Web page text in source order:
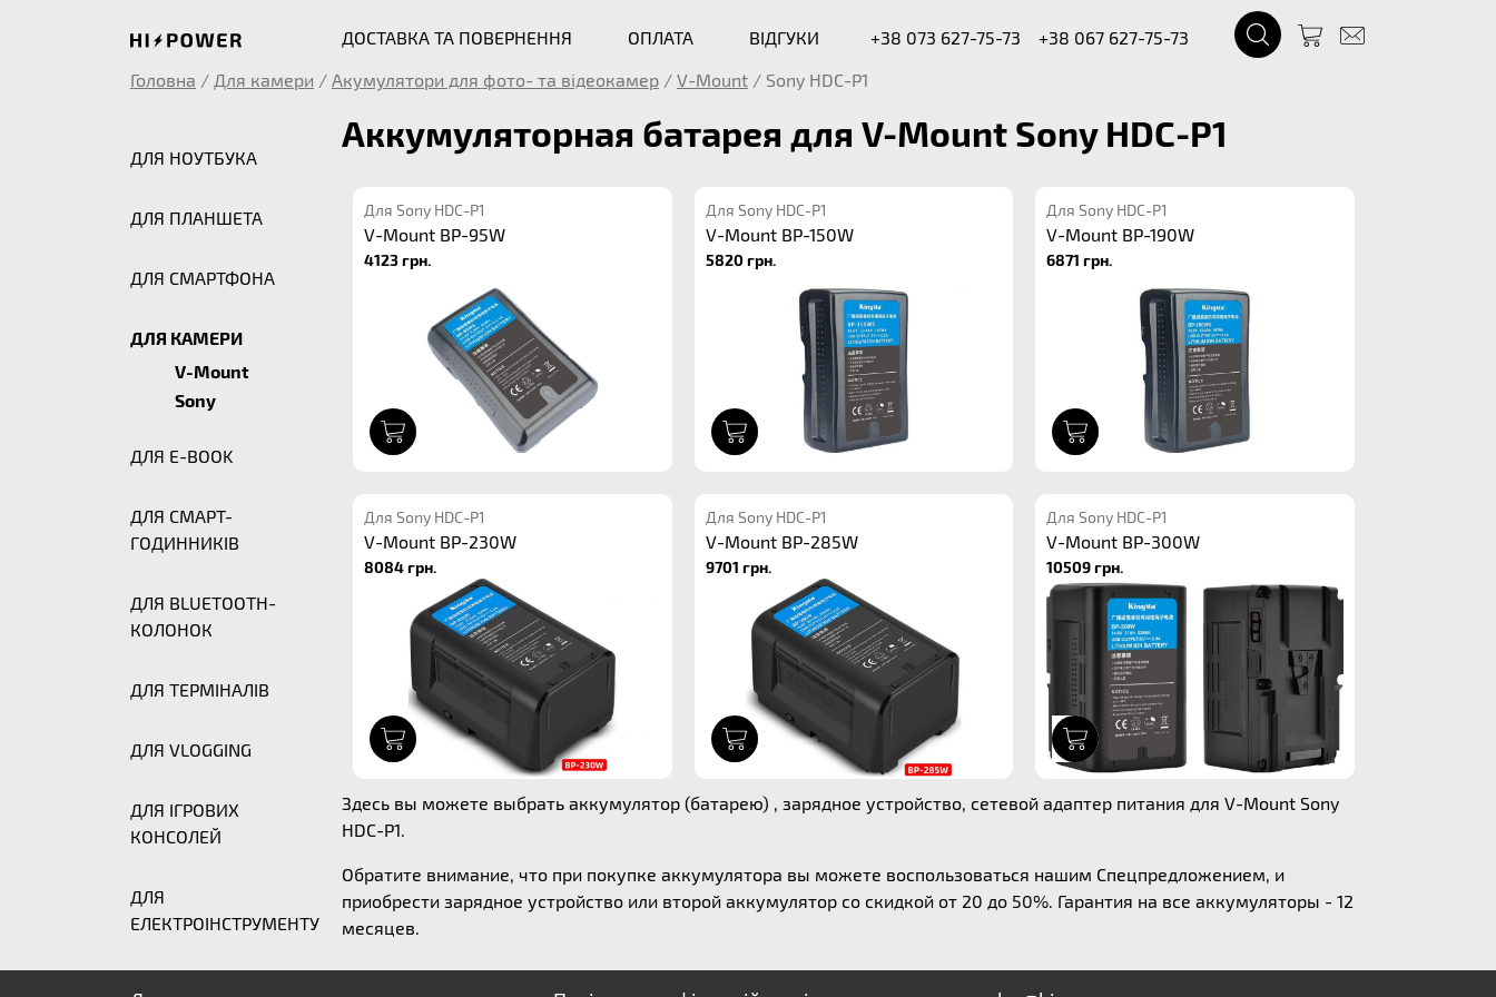
ДОСТАВКА ТА ПОВЕРНЕННЯ ОПЛАТА ВІДГУКИ +38 073 627-75-73
+38 067 627-75-73
Головна / Для камери / Акумулятори для фото- та відеокамер / V-Mount / Sony HDC-P1
ДЛЯ НОУТБУКА
ДЛЯ ПЛАНШЕТА
ДЛЯ СМАРТФОНА
ДЛЯ КАМЕРИ
V-Mount
Sony
ДЛЯ E-BOOK
ДЛЯ СМАРТ-
ГОДИННИКІВ
ДЛЯ BLUETOOTH-
КОЛОНОК
ДЛЯ ТЕРМІНАЛІВ
ДЛЯ VLOGGING
ДЛЯ ІГРОВИХ
КОНСОЛЕЙ
ДЛЯ
ЕЛЕКТРОІНСТРУМЕНТУ
Аккумуляторная батарея для V-Mount Sony HDC-P1
Для Sony HDC-P1
V-Mount BP-95W
4123 грн.
Для Sony HDC-P1
V-Mount BP-150W
5820 грн.
Для Sony HDC-P1
V-Mount BP-190W
6871 грн.
Для Sony HDC-P1
V-Mount BP-230W
8084 грн.
Для Sony HDC-P1
V-Mount BP-285W
9701 грн.
Для Sony HDC-P1
V-Mount BP-300W
10509 грн.
Здесь вы можете выбрать аккумулятор (батарею) , зарядное устройство, сетевой адаптер питания для V-Mount Sony
HDC-P1.
Обратите внимание, что при покупке аккумулятора вы можете воспользоваться нашим Спецпредложением, и
приобрести зарядное устройство или второй аккумулятор со скидкой от 20 до 50%. Гарантия на все аккумуляторы - 12
месяцев.